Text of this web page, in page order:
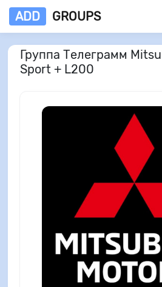
ADD GROUPS
Группа Телеграмм
Sport + L200